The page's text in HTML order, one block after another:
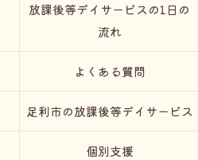
放課後等デイサービスの1日の
流れ
よくある質問
足利市の放課後等デイサービス
個別支援